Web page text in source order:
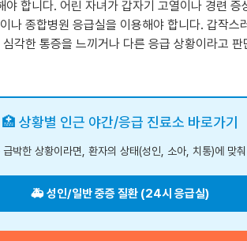
합니다. 어린 자녀가 갑자기 고열이나 경련 증
나 종합병원 응급실을 이용해야 합니다. 갑작
각한 통증을 느끼거나 다른 응급 상황이라고
🏥 상황별 인근 야간/응급 진료소 바로가기
박한 상황이라면, 환자의 상태(성인, 소아, 치통)에 맞
🚑 성인/일반 중증 질환 (24시 응급실)